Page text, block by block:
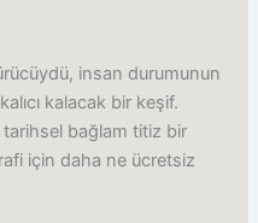
insan durumunun
kalacak bir keşif.
tarihsel bağlam titiz bir
için daha ne ücretsiz